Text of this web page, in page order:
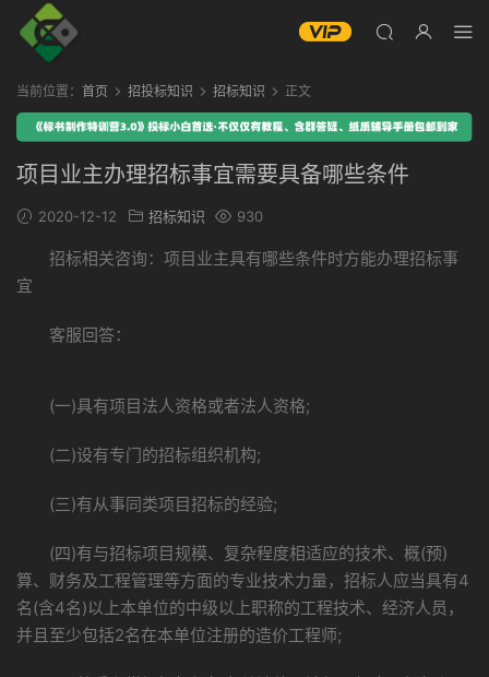
当前位置： 首页 招投标知识 招标知识 正文
项目业主办理招标事宜需要具备哪些条件
2020-12-12 招标知识 930
招标相关咨询：项目业主具有哪些条件时方能办理招标事
宜
客服回答：
(一)具有项目法人资格或者法人资格;
(二)设有专门的招标组织机构;
(三)有从事同类项目招标的经验;
(四)有与招标项目规模、复杂程度相适应的技术、概(预)
算、财务及工程管理等方面的专业技术力量，招标人应当具有4
名(含4名)以上本单位的中级以上职称的工程技术、经济人员，
并且至少包括2名在本单位注册的造价工程师;